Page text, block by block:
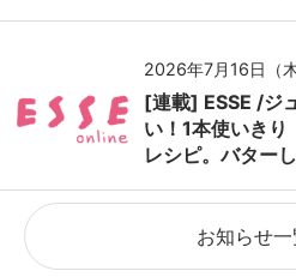
2026年7月16日（木
[連載] ESSE /ジ
い！1本使いきり
レシピ。バター
お知らせ